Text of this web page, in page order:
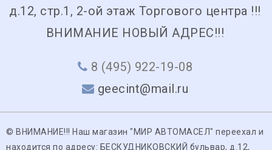
д.12, стр.1, 2-ой этаж Торгового центра !!!
ВНИМАНИЕ НОВЫЙ АДРЕС!!!
8 (495) 922-19-08
geecint@mail.ru
© ВНИМАНИЕ!!! Наш магазин "МИР АВТОМАСЕЛ" переехал и
находится по адресу: БЕСКУДНИКОВСКИЙ бульвар, д.12,